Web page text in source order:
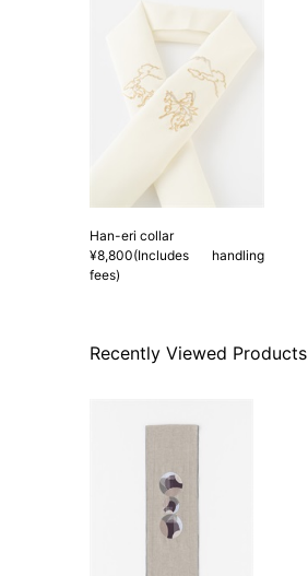
Han-eri collar
¥8,800(Includes handling
fees)
Recently Viewed Products